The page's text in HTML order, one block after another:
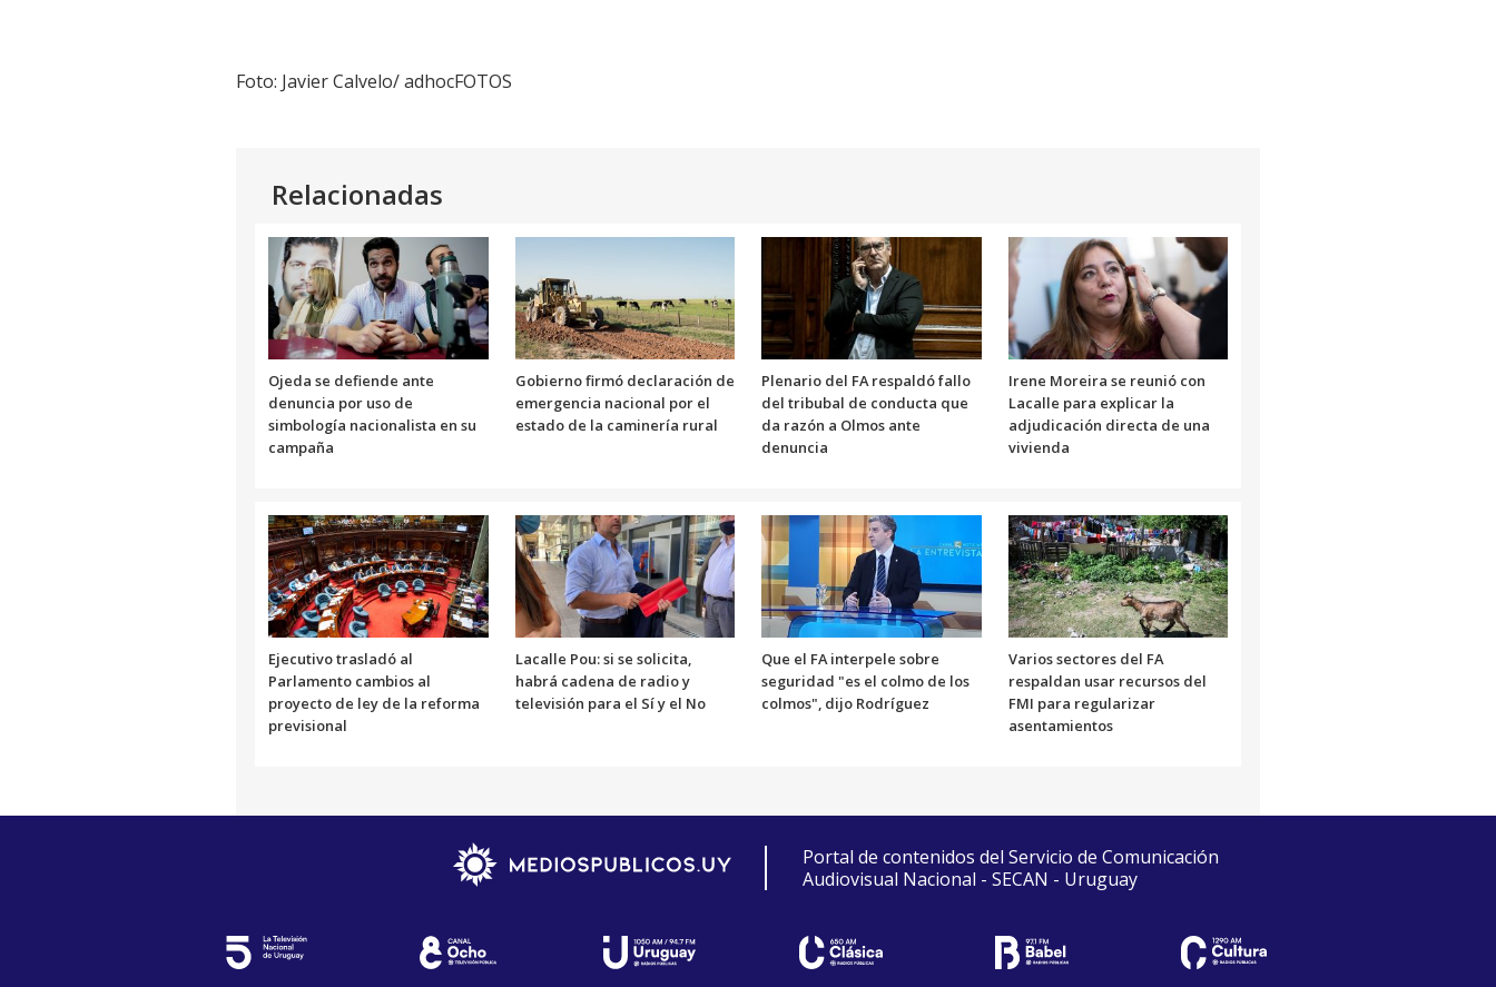
Foto: Javier Calvelo/ adhocFOTOS
Relacionadas
Ojeda se defiende ante
denuncia por uso de
simbología nacionalista en su
campaña
Gobierno firmó declaración de
emergencia nacional por el
estado de la caminería rural
Plenario del FA respaldó fallo
del tribubal de conducta que
da razón a Olmos ante
denuncia
Irene Moreira se reunió con
Lacalle para explicar la
adjudicación directa de una
vivienda
Ejecutivo trasladó al
Parlamento cambios al
proyecto de ley de la reforma
previsional
Lacalle Pou: si se solicita,
habrá cadena de radio y
televisión para el Sí y el No
Que el FA interpele sobre
seguridad "es el colmo de los
colmos", dijo Rodríguez
Varios sectores del FA
respaldan usar recursos del
FMI para regularizar
asentamientos
Portal de contenidos del Servicio de Comunicación
Audiovisual Nacional - SECAN - Uruguay